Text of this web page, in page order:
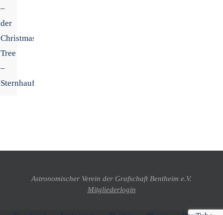
–
der
Christmas
Tree
–
Sternhaufen
Astronomischer Verein der Grafschaft Bentheim e.V.
Mitgliederlogin